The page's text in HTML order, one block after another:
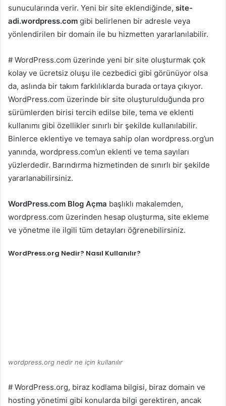
sunucularında verir. Yeni bir site eklendiğinde, site-
adi.wordpress.com gibi belirlenen bir adresle veya
yönlendirilen bir domain ile bu hizmetten yararlanılabilir.
# WordPress.com üzerinde yeni bir site oluşturmak çok
kolay ve ücretsiz oluşu ile cezbedici gibi görünüyor olsa
da, aslında bir takım farklılıklarda burada ortaya çıkıyor.
WordPress.com üzerinde bir site oluşturulduğunda pro
sürümlerden birisi tercih edilse bile, tema ve eklenti
kullanımı gibi özellikler sınırlı bir şekilde kullanılabilir.
Binlerce eklentiye ve temaya sahip olan wordpress.org’un
yanında, wordpress.com’un eklenti ve tema sayıları
yüzlerdedir. Barındırma hizmetinden de sınırlı bir şekilde
yararlanabilirsiniz.
WordPress.com Blog Açma başlıklı makalemden,
wordpress.com üzerinden hesap oluşturma, site ekleme
ve yönetme ile ilgili tüm detayları öğrenebilirsiniz.
WordPress.org Nedir? Nasıl Kullanılır?
wordpress.org nedir ne için kullanılır
# WordPress.org, biraz kodlama bilgisi, biraz domain ve
hosting yönetimi gibi konularda bilgi gerektiren, ancak